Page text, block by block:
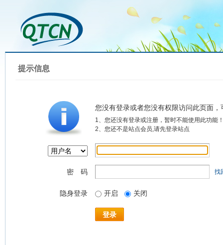
提示信息
您没有登录或者您没有权限访问此页面
1、您还没有登录或注册，暂时不能使用此功能
2、您还不是站点会员,请先登录站点
密 码 找
隐身登录 开启 关闭
登录